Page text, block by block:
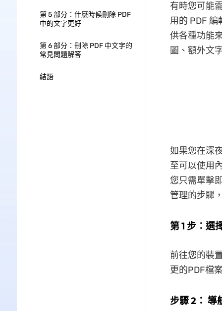
第 5 部分：什麼時候刪除 PDF
中的文字更好
第 6 部分：刪除 PDF 中文字的
常見問題解答
結語
有時您可能
用的 PDF
供各種功能
圖、額外文
如果您在深
至可以使用
您只需單擊
管理的步驟
第 1 步：選
前往您的裝
更的PDF檔
步驟 2： 導